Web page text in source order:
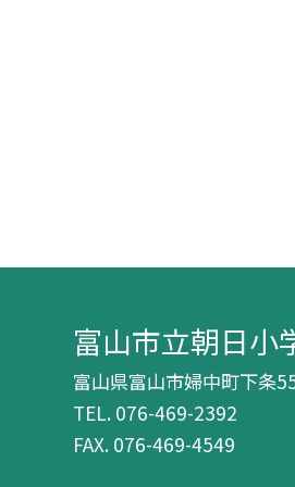
富山市立朝日小
富山県富山市婦中町下条
TEL. 076-469-2392
FAX. 076-469-4549